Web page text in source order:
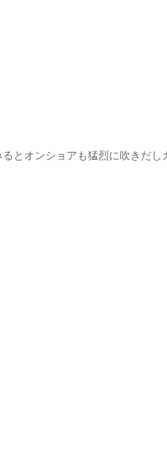
とオンショアも猛烈に吹きだ